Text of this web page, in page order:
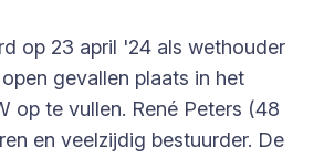
op 23 april '24 als wethouder
gevallen plaats in het
op te vullen. René Peters (48
en veelzijdig bestuurder. De